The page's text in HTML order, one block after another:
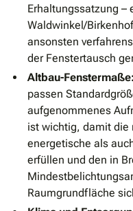
Erhaltungssatzung –
Waldwinkel/
ansonsten
der Fenstertausch
Altbau-Fenstermaße:
passen
aufgenommenes
ist wichtig, damit die
energetische als
erfüllen und den in
Raumgrundfläche